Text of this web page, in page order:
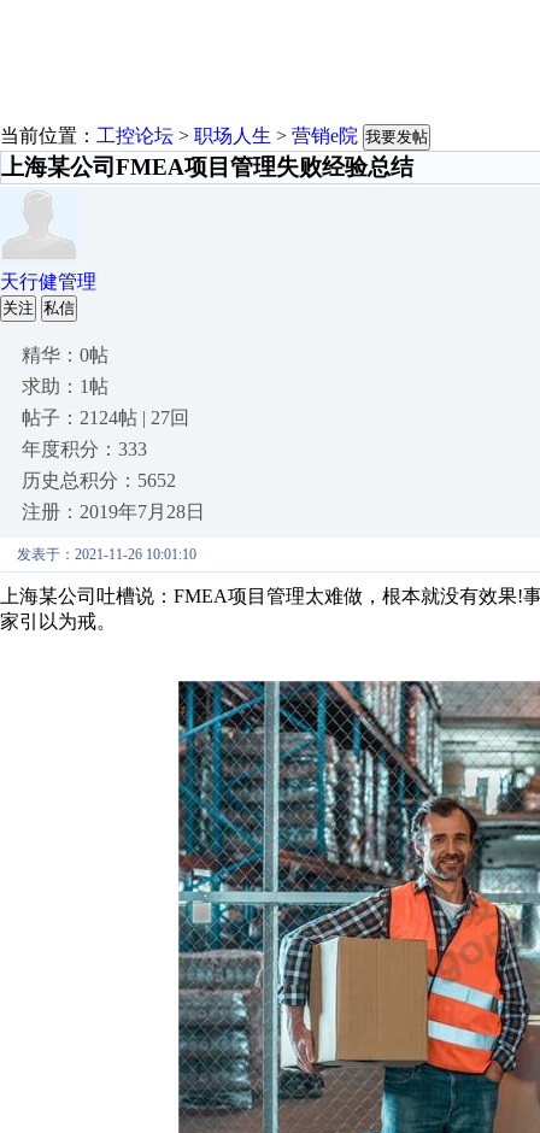
当前位置： 工控论坛 > 职场人生 > 营销e院 我要发帖
上海某公司FMEA项目管理失败经验总结
天行健管理
关注 私信
精华：0帖
求助：1帖
帖子：2124帖 | 27回
年度积分：333
历史总积分：5652
注册：2019年7月28日
发表于：2021-11-26 10:01:10
上海某公司吐槽说：FMEA项目管理太难做，根本就没有效果
家引以为戒。